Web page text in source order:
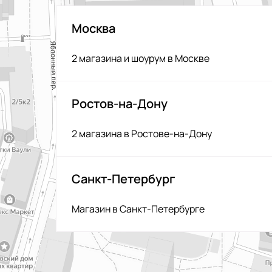
Москва
2 магазина и шоурум в Москве
Ростов-на-Дону
2 магазина в Ростове-на-Дону
Санкт-Петербург
Магазин в Санкт-Петербурге